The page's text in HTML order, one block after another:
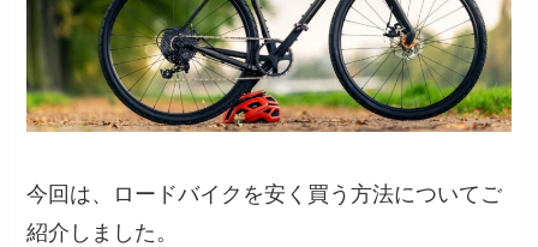
今回は、ロードバイクを安く買う方法についてご
紹介しました。